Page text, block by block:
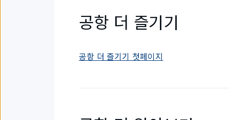
공항 더 즐기기
공항 더 즐기기 첫페이지